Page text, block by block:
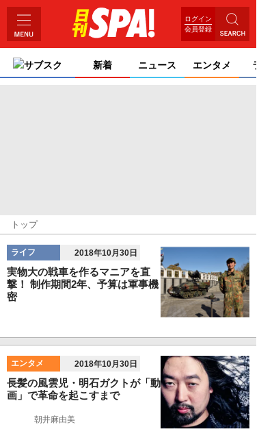
ログイン
会員登録
サブスク 新着 ニュース エンタメ
トップ
ライフ 2018年10月30日
実物大の戦車を作るマニアを直
撃！ 制作期間2年、予算は軍事機
密
エンタメ 2018年10月30日
長髪の風雲児・明石ガクトが「動
画」で革命を起こすまで
朝井麻由美